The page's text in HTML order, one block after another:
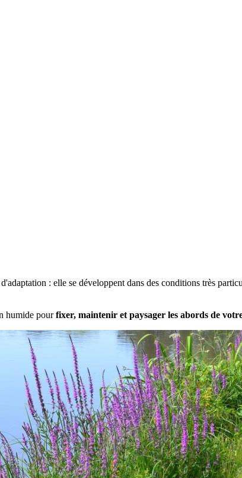
: elle se développent dans des conditions très
humide pourfixer, maintenir et paysager les abords de